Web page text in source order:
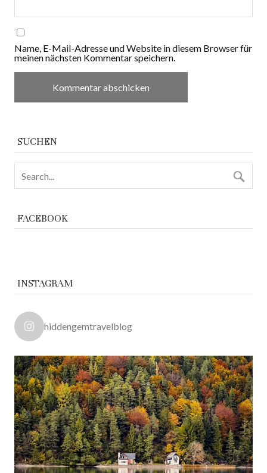
Name, E-Mail-Adresse und Website in diesem Browser für
meinen nächsten Kommentar speichern.
SUCHEN
FACEBOOK
INSTAGRAM
hiddengemtravelblog